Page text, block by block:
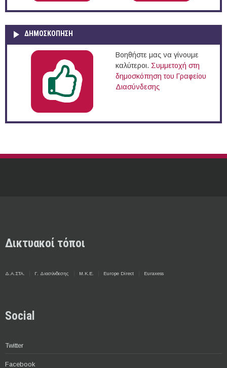
ΔΗΜΟΣΚΌΠΗΣΗ
Βοηθήστε μας να γίνουμε
καλύτεροι. Συμμετοχή στη
δημοσκόπηση του Γραφείου
Διασύνδεσης
Δικτυακοί τόποι
Δ.Α.ΣΤΑ. Γ. Διασύνδεσης Μ.Κ.Ε. Europe Direct Euraxess
Social
Twitter
Facebook